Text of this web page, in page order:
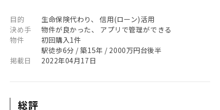
目的
生命保険代わり、 信用(ローン)活用
決め手
物件が良かった、 アプリで管理ができる
物件
初回購入1件
駅徒歩6分 / 築15年 / 2000万円台後半
掲載日
2022年04月17日
総評